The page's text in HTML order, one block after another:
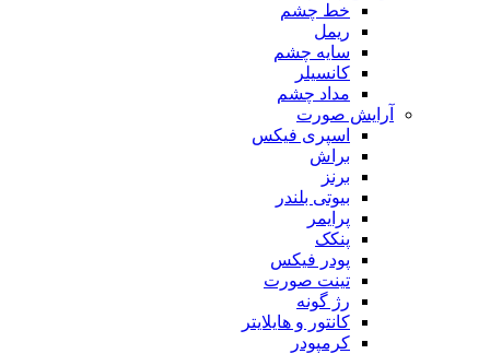
خط چشم
ریمل
سایه چشم
کانسیلر
مداد چشم
آرایش صورت
اسپری فیکس
براش
برنز
بیوتی بلندر
پرایمر
پنکک
پودر فیکس
تینت صورت
رژ گونه
کانتور و هایلایتر
کرمپودر